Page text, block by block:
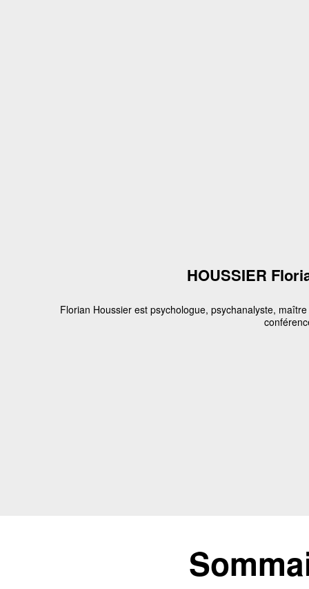
HOUSSIER
Florian Houssier est psychologue, psychanalyste,